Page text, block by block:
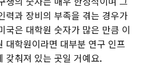
생의 숫자는 매우 한정적이며 그
력과 장비의 부족을 겪는 경우가
국은 대학원 숫자가 많은 만큼 이
대학원이라면 대부분 연구 인프
갖춰져 있는 곳일 거예요.